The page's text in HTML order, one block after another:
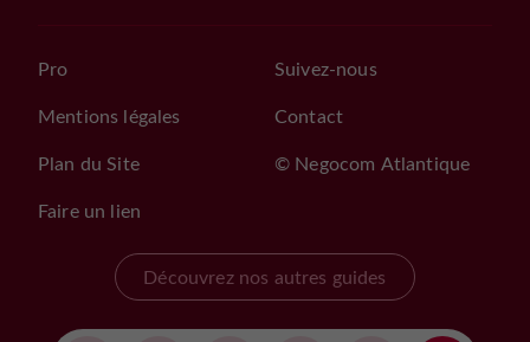
Pro
Mentions légales
Plan du Site
Faire un lien
Suivez-nous
Contact
© Negocom Atlantique
Découvrez nos autres guides